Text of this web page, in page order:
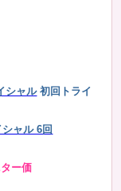
シャル 初回トライ
ャル 6回
ー価